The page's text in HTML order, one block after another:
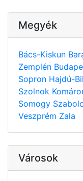
Megyék
Bács-Kiskun
Zemplén
Sopron Hajdú-
Szolnok
Somogy
Veszprém Zala
Városok